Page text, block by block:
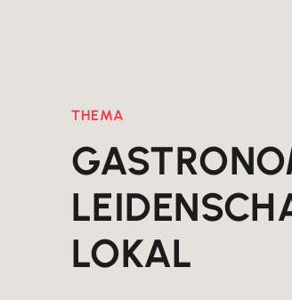
THEMA
LOKAL